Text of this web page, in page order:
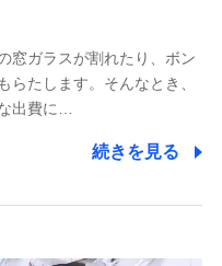
ため
のため
帯業務を行うため
窓ガラスが割れたり、ボン
らたします。そんなとき、
出費に…
続きを見る